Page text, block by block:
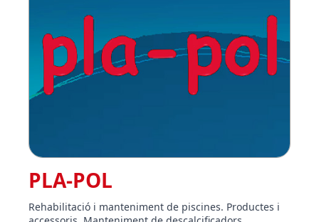
PLA-POL
Rehabilitació i manteniment de piscines. Productes i